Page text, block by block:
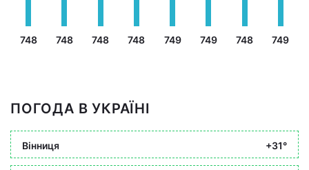
748 748 748 748 749 749 748 749
ПОГОДА В УКРАЇНІ
Вінниця +31°